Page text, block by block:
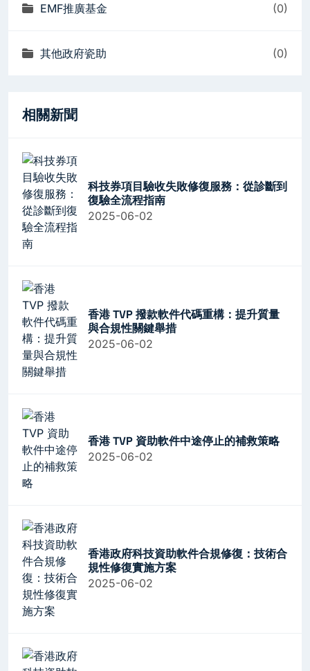
EMF推廣基金 (0)
其他政府瓷助 (0)
相關新聞
科技券項目驗收失敗修復服務：從診斷到
復驗全流程指南
2025-06-02
香港 TVP 撥款軟件代碼重構：提升質量
與合規性關鍵舉措
2025-06-02
香港 TVP 資助軟件中途停止的補救策略
2025-06-02
香港政府科技資助軟件合規修復：技術合
規性修復實施方案
2025-06-02